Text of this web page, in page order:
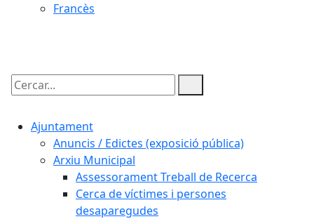
Francès
Cercar:
Ajuntament
Anuncis / Edictes (exposició pública)
Arxiu Municipal
Assessorament Treball de Recerca
Cerca de víctimes i persones
desaparegudes